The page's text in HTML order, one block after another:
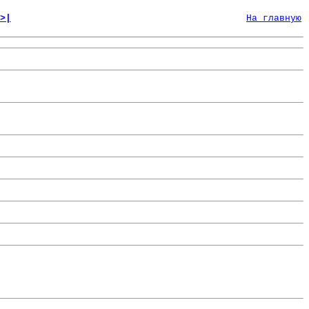
На главную